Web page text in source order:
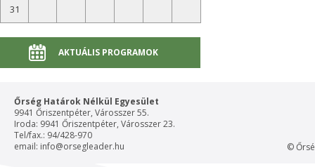
31
AKTUÁLIS PROGRAMOK
Őrség Határok Nélkül Egyesület
9941 Őriszentpéter, Városszer 55.
Iroda: 9941 Őriszentpéter, Városszer 23.
Tel/fax.: 94/428-970
email: info@orsegleader.hu ©